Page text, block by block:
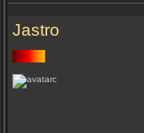
Jastro